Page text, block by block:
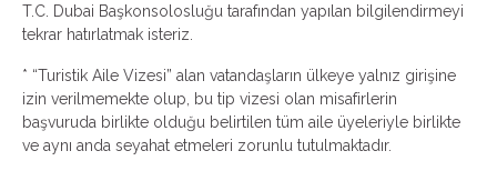
T.C. Dubai Başkonsolosluğu tarafından yapılan bilgilendirmeyi
tekrar hatırlatmak isteriz.
* “Turistik Aile Vizesi” alan vatandaşların ülkeye yalnız girişine
izin verilmemekte olup, bu tip vizesi olan misafirlerin
başvuruda birlikte olduğu belirtilen tüm aile üyeleriyle birlikte
ve aynı anda seyahat etmeleri zorunlu tutulmaktadır.